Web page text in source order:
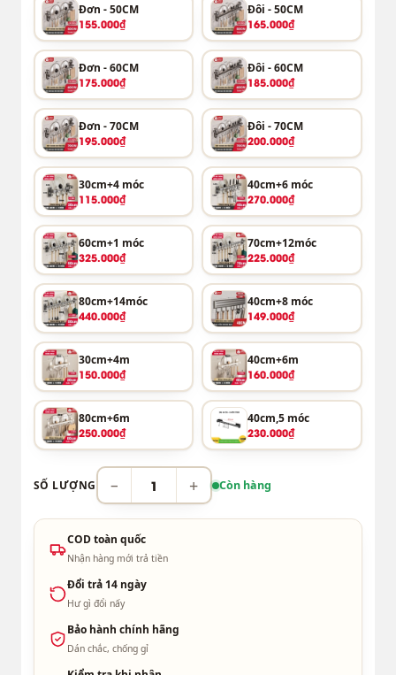
Đơn - 50CM
155.000₫
Đôi - 50CM
165.000₫
Đơn - 60CM
175.000₫
Đôi - 60CM
185.000₫
Đơn - 70CM
195.000₫
Đôi - 70CM
200.000₫
30cm+4 móc
115.000₫
40cm+6 móc
270.000₫
60cm+1 móc
325.000₫
70cm+12móc
225.000₫
80cm+14móc
440.000₫
40cm+8 móc
149.000₫
30cm+4m
150.000₫
40cm+6m
160.000₫
80cm+6m
250.000₫
40cm,5 móc
230.000₫
SỐ LƯỢNG − + Còn hàng
COD toàn quốc
Nhận hàng mới trả tiền
Đổi trả 14 ngày
Hư gì đổi nấy
Bảo hành chính hãng
Dán chắc, chống gỉ